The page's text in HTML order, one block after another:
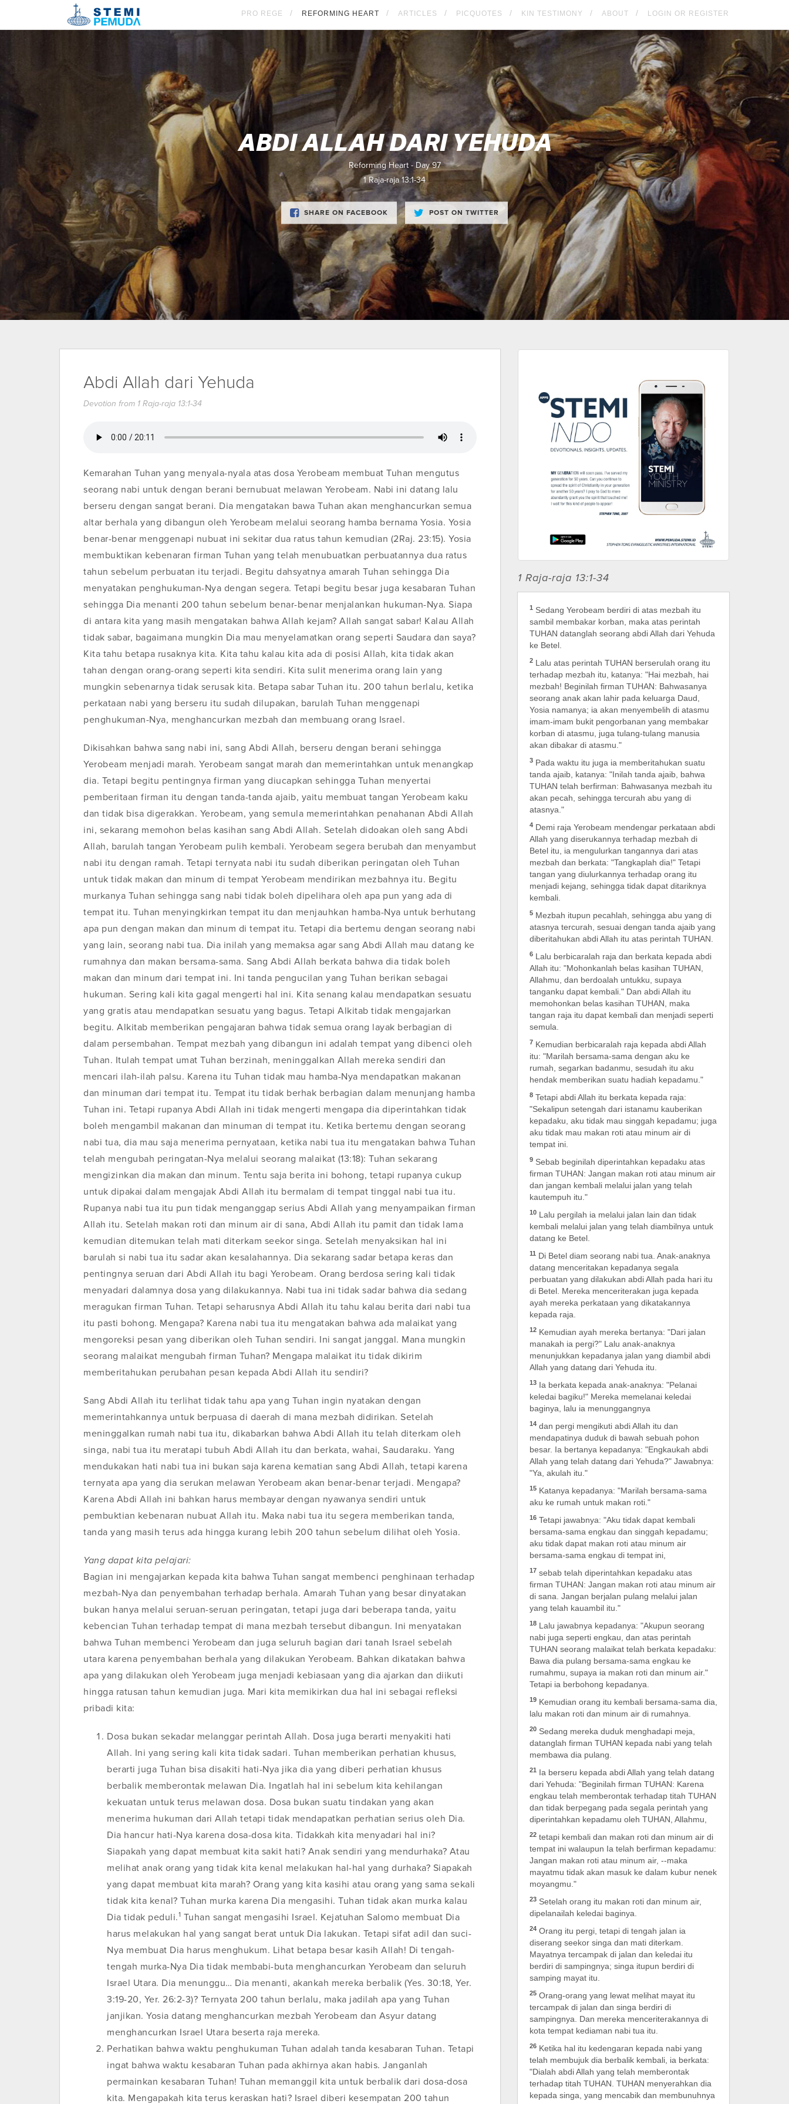
PRO REGE REFORMING HEART ARTICLES PICQUOTES KIN TESTIMONY ABOUT LOGIN OR REGISTER
ABDI ALLAH DARI YEHUDA
Reforming Heart - Day 97
1 Raja-raja 13:1-34
SHARE ON FACEBOOK POST ON TWITTER
Abdi Allah dari Yehuda
Devotion from 1 Raja-raja 13:1-34
Kemarahan Tuhan yang menyala-nyala atas dosa Yerobeam membuat Tuhan mengutus
seorang nabi untuk dengan berani bernubuat melawan Yerobeam. Nabi ini datang lalu
berseru dengan sangat berani. Dia mengatakan bawa Tuhan akan menghancurkan semua
altar berhala yang dibangun oleh Yerobeam melalui seorang hamba bernama Yosia. Yosia
benar-benar menggenapi nubuat ini sekitar dua ratus tahun kemudian (2Raj. 23:15). Yosia
membuktikan kebenaran firman Tuhan yang telah menubuatkan perbuatannya dua ratus
tahun sebelum perbuatan itu terjadi. Begitu dahsyatnya amarah Tuhan sehingga Dia
menyatakan penghukuman-Nya dengan segera. Tetapi begitu besar juga kesabaran Tuhan
sehingga Dia menanti 200 tahun sebelum benar-benar menjalankan hukuman-Nya. Siapa
di antara kita yang masih mengatakan bahwa Allah kejam? Allah sangat sabar! Kalau Allah
tidak sabar, bagaimana mungkin Dia mau menyelamatkan orang seperti Saudara dan saya?
Kita tahu betapa rusaknya kita. Kita tahu kalau kita ada di posisi Allah, kita tidak akan
tahan dengan orang-orang seperti kita sendiri. Kita sulit menerima orang lain yang
mungkin sebenarnya tidak serusak kita. Betapa sabar Tuhan itu. 200 tahun berlalu, ketika
perkataan nabi yang berseru itu sudah dilupakan, barulah Tuhan menggenapi
penghukuman-Nya, menghancurkan mezbah dan membuang orang Israel.
Dikisahkan bahwa sang nabi ini, sang Abdi Allah, berseru dengan berani sehingga
Yerobeam menjadi marah. Yerobeam sangat marah dan memerintahkan untuk menangkap
dia. Tetapi begitu pentingnya firman yang diucapkan sehingga Tuhan menyertai
pemberitaan firman itu dengan tanda-tanda ajaib, yaitu membuat tangan Yerobeam kaku
dan tidak bisa digerakkan. Yerobeam, yang semula memerintahkan penahanan Abdi Allah
ini, sekarang memohon belas kasihan sang Abdi Allah. Setelah didoakan oleh sang Abdi
Allah, barulah tangan Yerobeam pulih kembali. Yerobeam segera berubah dan menyambut
nabi itu dengan ramah. Tetapi ternyata nabi itu sudah diberikan peringatan oleh Tuhan
untuk tidak makan dan minum di tempat Yerobeam mendirikan mezbahnya itu. Begitu
murkanya Tuhan sehingga sang nabi tidak boleh dipelihara oleh apa pun yang ada di
tempat itu. Tuhan menyingkirkan tempat itu dan menjauhkan hamba-Nya untuk berhutang
apa pun dengan makan dan minum di tempat itu. Tetapi dia bertemu dengan seorang nabi
yang lain, seorang nabi tua. Dia inilah yang memaksa agar sang Abdi Allah mau datang ke
rumahnya dan makan bersama-sama. Sang Abdi Allah berkata bahwa dia tidak boleh
makan dan minum dari tempat ini. Ini tanda pengucilan yang Tuhan berikan sebagai
hukuman. Sering kali kita gagal mengerti hal ini. Kita senang kalau mendapatkan sesuatu
yang gratis atau mendapatkan sesuatu yang bagus. Tetapi Alkitab tidak mengajarkan
begitu. Alkitab memberikan pengajaran bahwa tidak semua orang layak berbagian di
dalam persembahan. Tempat mezbah yang dibangun ini adalah tempat yang dibenci oleh
Tuhan. Itulah tempat umat Tuhan berzinah, meninggalkan Allah mereka sendiri dan
mencari ilah-ilah palsu. Karena itu Tuhan tidak mau hamba-Nya mendapatkan makanan
dan minuman dari tempat itu. Tempat itu tidak berhak berbagian dalam menunjang hamba
Tuhan ini. Tetapi rupanya Abdi Allah ini tidak mengerti mengapa dia diperintahkan tidak
boleh mengambil makanan dan minuman di tempat itu. Ketika bertemu dengan seorang
nabi tua, dia mau saja menerima pernyataan, ketika nabi tua itu mengatakan bahwa Tuhan
telah mengubah peringatan-Nya melalui seorang malaikat (13:18): Tuhan sekarang
mengizinkan dia makan dan minum. Tentu saja berita ini bohong, tetapi rupanya cukup
untuk dipakai dalam mengajak Abdi Allah itu bermalam di tempat tinggal nabi tua itu.
Rupanya nabi tua itu pun tidak menganggap serius Abdi Allah yang menyampaikan firman
Allah itu. Setelah makan roti dan minum air di sana, Abdi Allah itu pamit dan tidak lama
kemudian ditemukan telah mati diterkam seekor singa. Setelah menyaksikan hal ini
barulah si nabi tua itu sadar akan kesalahannya. Dia sekarang sadar betapa keras dan
pentingnya seruan dari Abdi Allah itu bagi Yerobeam. Orang berdosa sering kali tidak
menyadari dalamnya dosa yang dilakukannya. Nabi tua ini tidak sadar bahwa dia sedang
meragukan firman Tuhan. Tetapi seharusnya Abdi Allah itu tahu kalau berita dari nabi tua
itu pasti bohong. Mengapa? Karena nabi tua itu mengatakan bahwa ada malaikat yang
mengoreksi pesan yang diberikan oleh Tuhan sendiri. Ini sangat janggal. Mana mungkin
seorang malaikat mengubah firman Tuhan? Mengapa malaikat itu tidak dikirim
memberitahukan perubahan pesan kepada Abdi Allah itu sendiri?
Sang Abdi Allah itu terlihat tidak tahu apa yang Tuhan ingin nyatakan dengan
memerintahkannya untuk berpuasa di daerah di mana mezbah didirikan. Setelah
meninggalkan rumah nabi tua itu, dikabarkan bahwa Abdi Allah itu telah diterkam oleh
singa, nabi tua itu meratapi tubuh Abdi Allah itu dan berkata, wahai, Saudaraku. Yang
mendukakan hati nabi tua ini bukan saja karena kematian sang Abdi Allah, tetapi karena
ternyata apa yang dia serukan melawan Yerobeam akan benar-benar terjadi. Mengapa?
Karena Abdi Allah ini bahkan harus membayar dengan nyawanya sendiri untuk
pembuktian kebenaran nubuat Allah itu. Maka nabi tua itu segera memberikan tanda,
tanda yang masih terus ada hingga kurang lebih 200 tahun sebelum dilihat oleh Yosia.
Yang dapat kita pelajari:
Bagian ini mengajarkan kepada kita bahwa Tuhan sangat membenci penghinaan terhadap
mezbah-Nya dan penyembahan terhadap berhala. Amarah Tuhan yang besar dinyatakan
bukan hanya melalui seruan-seruan peringatan, tetapi juga dari beberapa tanda, yaitu
kebencian Tuhan terhadap tempat di mana mezbah tersebut dibangun. Ini menyatakan
bahwa Tuhan membenci Yerobeam dan juga seluruh bagian dari tanah Israel sebelah
utara karena penyembahan berhala yang dilakukan Yerobeam. Bahkan dikatakan bahwa
apa yang dilakukan oleh Yerobeam juga menjadi kebiasaan yang dia ajarkan dan diikuti
hingga ratusan tahun kemudian juga. Mari kita memikirkan dua hal ini sebagai refleksi
pribadi kita:
Dosa bukan sekadar melanggar perintah Allah. Dosa juga berarti menyakiti hati
Allah. Ini yang sering kali kita tidak sadari. Tuhan memberikan perhatian khusus,
berarti juga Tuhan bisa disakiti hati-Nya jika dia yang diberi perhatian khusus
berbalik memberontak melawan Dia. Ingatlah hal ini sebelum kita kehilangan
kekuatan untuk terus melawan dosa. Dosa bukan suatu tindakan yang akan
menerima hukuman dari Allah tetapi tidak mendapatkan perhatian serius oleh Dia.
Dia hancur hati-Nya karena dosa-dosa kita. Tidakkah kita menyadari hal ini?
Siapakah yang dapat membuat kita sakit hati? Anak sendiri yang mendurhaka? Atau
melihat anak orang yang tidak kita kenal melakukan hal-hal yang durhaka? Siapakah
yang dapat membuat kita marah? Orang yang kita kasihi atau orang yang sama sekali
tidak kita kenal? Tuhan murka karena Dia mengasihi. Tuhan tidak akan murka kalau
Dia tidak peduli.1 Tuhan sangat mengasihi Israel. Kejatuhan Salomo membuat Dia
harus melakukan hal yang sangat berat untuk Dia lakukan. Tetapi sifat adil dan suci-
Nya membuat Dia harus menghukum. Lihat betapa besar kasih Allah! Di tengah-
tengah murka-Nya Dia tidak membabi-buta menghancurkan Yerobeam dan seluruh
Israel Utara. Dia menunggu… Dia menanti, akankah mereka berbalik (Yes. 30:18, Yer.
3:19-20, Yer. 26:2-3)? Ternyata 200 tahun berlalu, maka jadilah apa yang Tuhan
janjikan. Yosia datang menghancurkan mezbah Yerobeam dan Asyur datang
menghancurkan Israel Utara beserta raja mereka.
Perhatikan bahwa waktu penghukuman Tuhan adalah tanda kesabaran Tuhan. Tetapi
ingat bahwa waktu kesabaran Tuhan pada akhirnya akan habis. Janganlah
permainkan kesabaran Tuhan! Tuhan memanggil kita untuk berbalik dari dosa-dosa
kita. Mengapakah kita terus keraskan hati? Israel diberi kesempatan 200 tahun
1 Raja-raja 13:1-34
1 Sedang Yerobeam berdiri di atas mezbah itu
sambil membakar korban, maka atas perintah
TUHAN datanglah seorang abdi Allah dari Yehuda
ke Betel.
2 Lalu atas perintah TUHAN berserulah orang itu
terhadap mezbah itu, katanya: "Hai mezbah, hai
mezbah! Beginilah firman TUHAN: Bahwasanya
seorang anak akan lahir pada keluarga Daud,
Yosia namanya; ia akan menyembelih di atasmu
imam-imam bukit pengorbanan yang membakar
korban di atasmu, juga tulang-tulang manusia
akan dibakar di atasmu."
3 Pada waktu itu juga ia memberitahukan suatu
tanda ajaib, katanya: "Inilah tanda ajaib, bahwa
TUHAN telah berfirman: Bahwasanya mezbah itu
akan pecah, sehingga tercurah abu yang di
atasnya."
4 Demi raja Yerobeam mendengar perkataan abdi
Allah yang diserukannya terhadap mezbah di
Betel itu, ia mengulurkan tangannya dari atas
mezbah dan berkata: "Tangkaplah dia!" Tetapi
tangan yang diulurkannya terhadap orang itu
menjadi kejang, sehingga tidak dapat ditariknya
kembali.
5 Mezbah itupun pecahlah, sehingga abu yang di
atasnya tercurah, sesuai dengan tanda ajaib yang
diberitahukan abdi Allah itu atas perintah TUHAN.
6 Lalu berbicaralah raja dan berkata kepada abdi
Allah itu: "Mohonkanlah belas kasihan TUHAN,
Allahmu, dan berdoalah untukku, supaya
tanganku dapat kembali." Dan abdi Allah itu
memohonkan belas kasihan TUHAN, maka
tangan raja itu dapat kembali dan menjadi seperti
semula.
7 Kemudian berbicaralah raja kepada abdi Allah
itu: "Marilah bersama-sama dengan aku ke
rumah, segarkan badanmu, sesudah itu aku
hendak memberikan suatu hadiah kepadamu."
8 Tetapi abdi Allah itu berkata kepada raja:
"Sekalipun setengah dari istanamu kauberikan
kepadaku, aku tidak mau singgah kepadamu; juga
aku tidak mau makan roti atau minum air di
tempat ini.
9 Sebab beginilah diperintahkan kepadaku atas
firman TUHAN: Jangan makan roti atau minum air
dan jangan kembali melalui jalan yang telah
kautempuh itu."
10 Lalu pergilah ia melalui jalan lain dan tidak
kembali melalui jalan yang telah diambilnya untuk
datang ke Betel.
11 Di Betel diam seorang nabi tua. Anak-anaknya
datang menceritakan kepadanya segala
perbuatan yang dilakukan abdi Allah pada hari itu
di Betel. Mereka menceriterakan juga kepada
ayah mereka perkataan yang dikatakannya
kepada raja.
12 Kemudian ayah mereka bertanya: "Dari jalan
manakah ia pergi?" Lalu anak-anaknya
menunjukkan kepadanya jalan yang diambil abdi
Allah yang datang dari Yehuda itu.
13 Ia berkata kepada anak-anaknya: "Pelanai
keledai bagiku!" Mereka memelanai keledai
baginya, lalu ia menunggangnya
14 dan pergi mengikuti abdi Allah itu dan
mendapatinya duduk di bawah sebuah pohon
besar. Ia bertanya kepadanya: "Engkaukah abdi
Allah yang telah datang dari Yehuda?" Jawabnya:
"Ya, akulah itu."
15 Katanya kepadanya: "Marilah bersama-sama
aku ke rumah untuk makan roti."
16 Tetapi jawabnya: "Aku tidak dapat kembali
bersama-sama engkau dan singgah kepadamu;
aku tidak dapat makan roti atau minum air
bersama-sama engkau di tempat ini,
17 sebab telah diperintahkan kepadaku atas
firman TUHAN: Jangan makan roti atau minum air
di sana. Jangan berjalan pulang melalui jalan
yang telah kauambil itu."
18 Lalu jawabnya kepadanya: "Akupun seorang
nabi juga seperti engkau, dan atas perintah
TUHAN seorang malaikat telah berkata kepadaku:
Bawa dia pulang bersama-sama engkau ke
rumahmu, supaya ia makan roti dan minum air."
Tetapi ia berbohong kepadanya.
19 Kemudian orang itu kembali bersama-sama dia,
lalu makan roti dan minum air di rumahnya.
20 Sedang mereka duduk menghadapi meja,
datanglah firman TUHAN kepada nabi yang telah
membawa dia pulang.
21 Ia berseru kepada abdi Allah yang telah datang
dari Yehuda: "Beginilah firman TUHAN: Karena
engkau telah memberontak terhadap titah TUHAN
dan tidak berpegang pada segala perintah yang
diperintahkan kepadamu oleh TUHAN, Allahmu,
22 tetapi kembali dan makan roti dan minum air di
tempat ini walaupun Ia telah berfirman kepadamu:
Jangan makan roti atau minum air, --maka
mayatmu tidak akan masuk ke dalam kubur nenek
moyangmu."
23 Setelah orang itu makan roti dan minum air,
dipelanailah keledai baginya.
24 Orang itu pergi, tetapi di tengah jalan ia
diserang seekor singa dan mati diterkam.
Mayatnya tercampak di jalan dan keledai itu
berdiri di sampingnya; singa itupun berdiri di
samping mayat itu.
25 Orang-orang yang lewat melihat mayat itu
tercampak di jalan dan singa berdiri di
sampingnya. Dan mereka menceriterakannya di
kota tempat kediaman nabi tua itu.
26 Ketika hal itu kedengaran kepada nabi yang
telah membujuk dia berbalik kembali, ia berkata:
"Dialah abdi Allah yang telah memberontak
terhadap titah TUHAN. TUHAN menyerahkan dia
kepada singa, yang mencabik dan membunuhnya